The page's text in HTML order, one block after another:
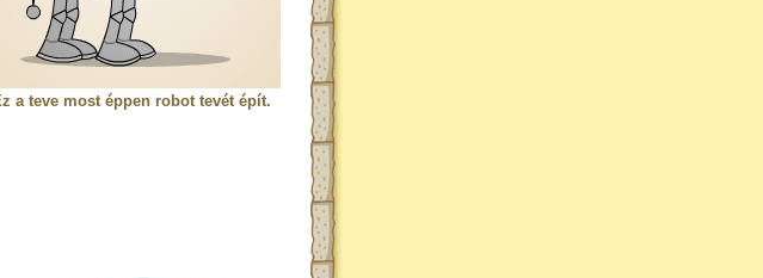
a teve most éppen robot tevét épít.